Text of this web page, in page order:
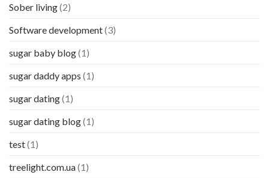
Sober living(2)
Software development(3)
sugar baby blog(1)
sugar daddy apps (1)
sugar dating(1)
sugar dating blog(1)
test(1)
treelight.com.ua(1)